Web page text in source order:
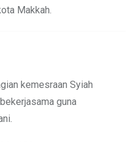
Makkah.
kemesraan Syiah
guna